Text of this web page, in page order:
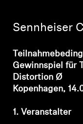
Hearing
Hearing
TV-Kopfhörer
Sennheiser
Gewinnspiel für
Distortion Ø
Kopenhagen,
1. Veranstalter